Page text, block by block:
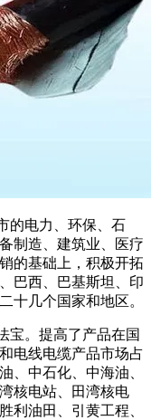
电力、环保、石
制造、建筑业、医疗
的基础上，积极开拓
巴西、巴基斯坦、印
十几个国家和地区。
。提高了产品在国
电线电缆产品市场占
中石化、中海油、
核电站、田湾核电
利油田、引黄工程、